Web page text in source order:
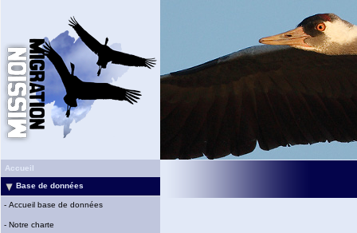
Accueil
Base de données
- Accueil base de données
- Notre charte